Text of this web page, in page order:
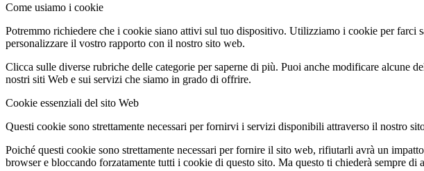
Come usiamo i cookie
Potremmo richiedere che i cookie siano attivi sul tuo dispositivo. Utilizziamo i cookie per farci
personalizzare il vostro rapporto con il nostro sito web.
Clicca sulle diverse rubriche delle categorie per saperne di più. Puoi anche modificare alcune
nostri siti Web e sui servizi che siamo in grado di offrire.
Cookie essenziali del sito Web
Questi cookie sono strettamente necessari per fornirvi i servizi disponibili attraverso il nostro
Poiché questi cookie sono strettamente necessari per fornire il sito web, rifiutarli avrà un
browser e bloccando forzatamente tutti i cookie di questo sito. Ma questo ti chiederà sempre